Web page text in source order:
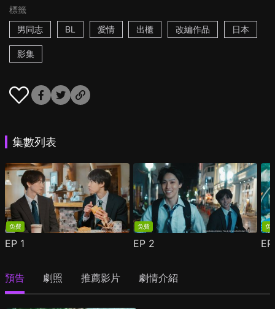
標籤
男同志
BL 愛情 出櫃 改編作品 日本
影集
集數列表
免費
EP 1
免費
EP 2
免
預告 劇照 推薦影片 劇情介紹